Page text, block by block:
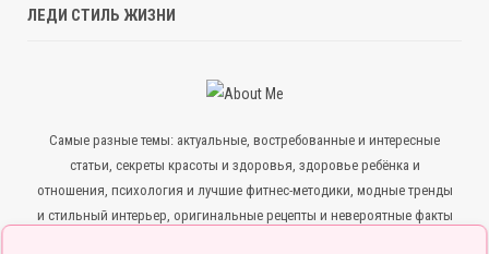
ЛЕДИ СТИЛЬ ЖИЗНИ
Самые разные темы: актуальные, востребованные и интересные
статьи, секреты красоты и здоровья, здоровье ребёнка и
отношения, психология и лучшие фитнес-методики, модные тренды
и стильный интерьер, оригинальные рецепты и невероятные факты